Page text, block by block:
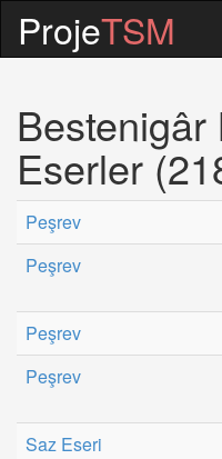
ProjeTSM
Eserler
Peşrev
Peşrev
Peşrev
Peşrev
Saz Eseri